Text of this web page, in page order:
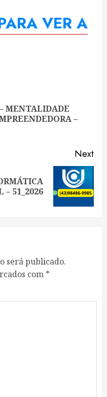
VER A
MENTALIDADE
–
Next
– 51_2026
será publicado.
com *